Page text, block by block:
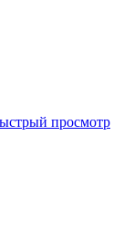
просмотр